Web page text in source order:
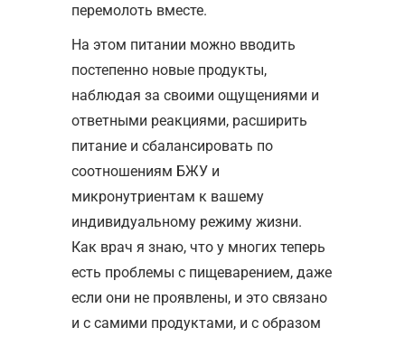
перемолоть вместе.
На этом питании можно вводить
постепенно новые продукты,
наблюдая за своими ощущениями и
ответными реакциями, расширить
питание и сбалансировать по
соотношениям БЖУ и
микронутриентам к вашему
индивидуальному режиму жизни.
Как врач я знаю, что у многих теперь
есть проблемы с пищеварением, даже
если они не проявлены, и это связано
и с самими продуктами, и с образом